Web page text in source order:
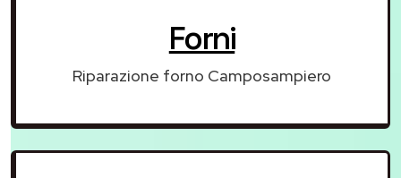
Forni
Riparazione forno Camposampiero